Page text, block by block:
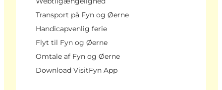
Transport på Fyn og Øerne
Handicapvenlig ferie
Flyt til Fyn og Øerne
Omtale af Fyn og Øerne
Download VisitFyn App